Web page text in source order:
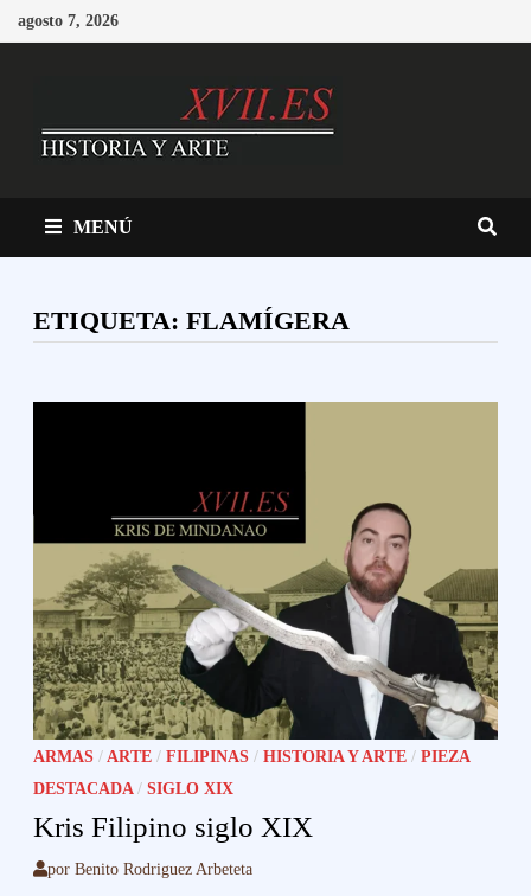
Saltar
al
agosto 7, 2026
MENÚ
ETIQUETA:FLAMÍGERA
ARMAS / ARTE /FILIPINAS /HISTORIA Y ARTE /PIEZA
DESTACADA /SIGLO XIX
Kris Filipino siglo XIX
porBenito Rodriguez Arbeteta